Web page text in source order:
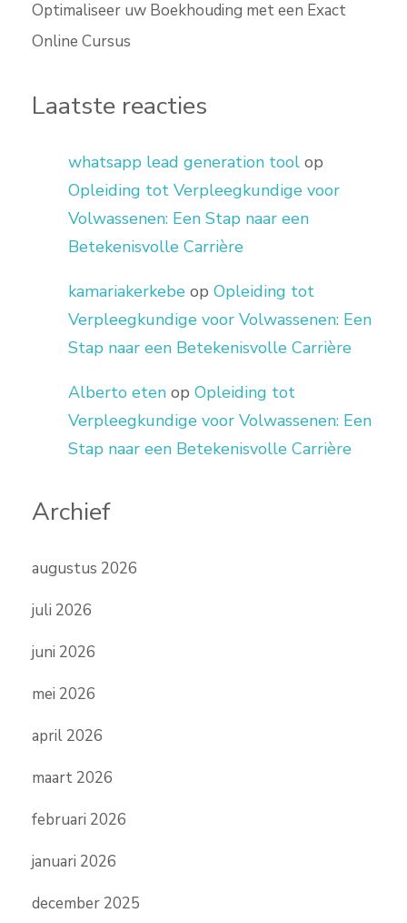
Optimaliseer uw Boekhouding met een Exact
Online Cursus
Laatste reacties
whatsapp lead generation tool op
Opleiding tot Verpleegkundige voor
Volwassenen: Een Stap naar een
Betekenisvolle Carrière
kamariakerkebe op Opleiding tot
Verpleegkundige voor Volwassenen: Een
Stap naar een Betekenisvolle Carrière
Alberto eten op Opleiding tot
Verpleegkundige voor Volwassenen: Een
Stap naar een Betekenisvolle Carrière
Archief
augustus 2026
juli 2026
juni 2026
mei 2026
april 2026
maart 2026
februari 2026
januari 2026
december 2025